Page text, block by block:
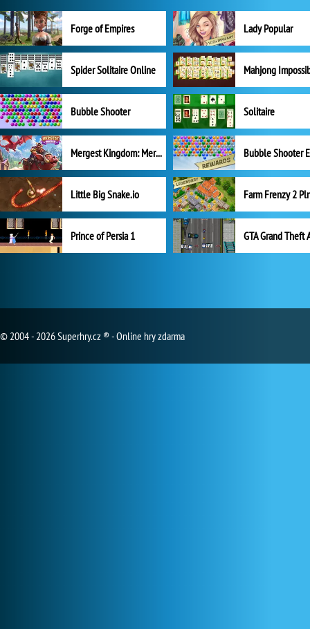
Forge of Empires Lady Popular
Spider Solitaire Online Mahjong
Bubble Shooter Solitaire
Mergest Kingdom: Merge Puzzle
Little Big Snake.io
Prince of Persia 1 GTA Grand Theft
© 2004 - 2026 Superhry.cz ® - Online hry zdarma